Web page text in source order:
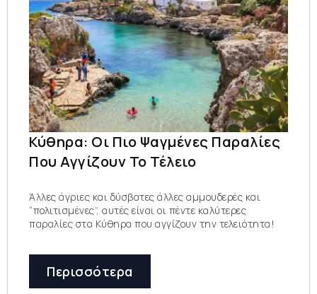
Κύθηρα: Οι Πιο Ψαγμένες Παραλίες
Που Αγγίζουν Το Τέλειο
Άλλες άγριες και δύσβατες άλλες αμμουδερές και
“πολιτισμένες”, αυτές είναι οι πέντε καλύτερες
παραλίες στα Κύθηρα που αγγίζουν την τελειότητα!
Περισσότερα